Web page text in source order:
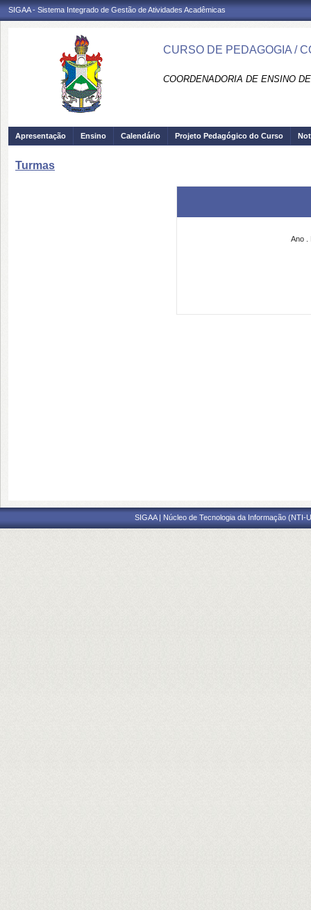
SIGAA - Sistema Integrado de Gestão de Atividades Acadêmicas
CURSO DE PEDAGOGIA /
COORDENADORIA DE ENSINO
Apresentação Ensino Calendário Projeto Pedagógico do Curso
Turmas
Ano
SIGAA | Núcleo de Tecnologia da Informação